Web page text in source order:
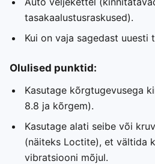
tasakaalustusraskused).
Kui on vaja sagedast uuesti
Olulised punktid:
Kasutage kõrgtugevusega
8.8 ja kõrgem).
Kasutage alati seibe või
(näiteks Loctite), et vältida
vibratsiooni mõjul.